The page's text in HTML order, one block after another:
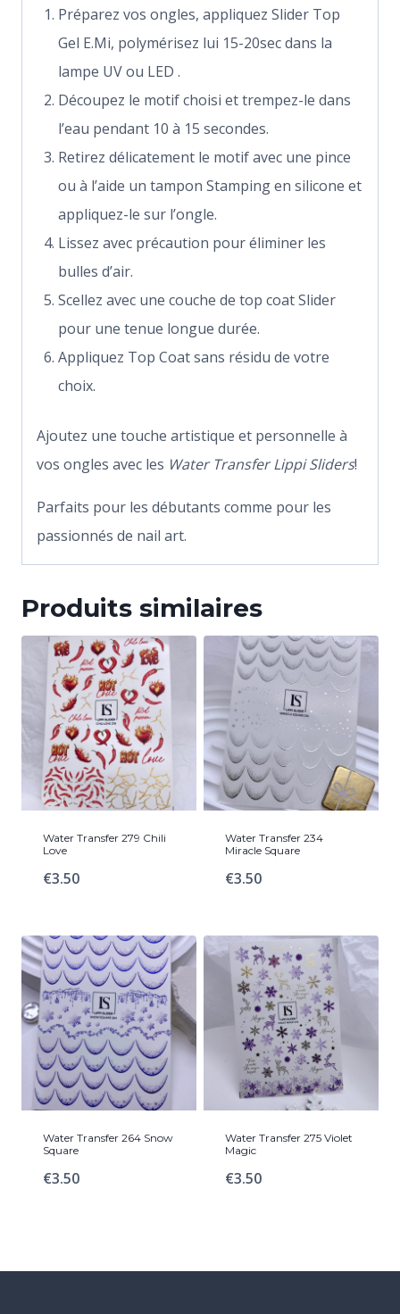
Préparez vos ongles, appliquez Slider Top
Gel E.Mi, polymérisez lui 15-20sec dans la
lampe UV ou LED .
Découpez le motif choisi et trempez-le dans
l’eau pendant 10 à 15 secondes.
Retirez délicatement le motif avec une pince
ou à l’aide un tampon Stamping en silicone et
appliquez-le sur l’ongle.
Lissez avec précaution pour éliminer les
bulles d’air.
Scellez avec une couche de top coat Slider
pour une tenue longue durée.
Appliquez Top Coat sans résidu de votre
choix.
Ajoutez une touche artistique et personnelle à
vos ongles avec les Water Transfer Lippi Sliders!
Parfaits pour les débutants comme pour les
passionnés de nail art.
Produits similaires
Water Transfer 279 Chili
Love
€3.50
Water Transfer 234
Miracle Square
€3.50
Water Transfer 264 Snow
Square
€3.50
Water Transfer 275 Violet
Magic
€3.50